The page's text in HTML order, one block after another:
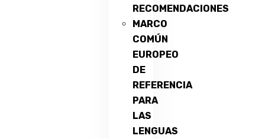
RECOMENDACIONES
MARCO
COMÚN
EUROPEO
DE
REFERENCIA
PARA
LAS
LENGUAS